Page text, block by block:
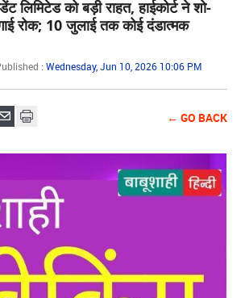
को बड़ी राहत, हाईकोर्ट ने शो-
रोक; 10 जुलाई तक कोई दंडात्मक
:Wednesday, Jun 10, 2026 10:06 PM
← GO BACK